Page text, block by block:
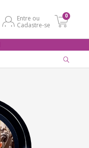
Entre ou
Cadastre-se
0